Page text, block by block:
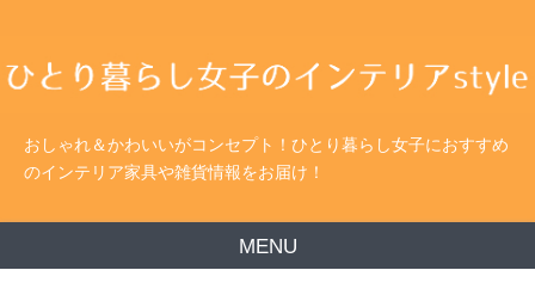
おしゃれ＆かわいいがコンセプト！ひとり暮らし女子におすすめ
のインテリア家具や雑貨情報をお届け！
MENU